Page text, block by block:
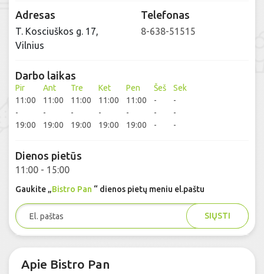
Adresas
T. Kosciuškos g. 17,
Vilnius
Telefonas
8-638-51515
Darbo laikas
Pir
11:00
-
19:00
Ant
11:00
-
19:00
Tre
11:00
-
19:00
Ket
11:00
-
19:00
Pen
11:00
-
19:00
Šeš
-
-
-
Sek
-
-
-
Dienos pietūs
11:00 - 15:00
Gaukite „Bistro Pan “ dienos pietų meniu el.paštu
SIŲSTI
Apie Bistro Pan